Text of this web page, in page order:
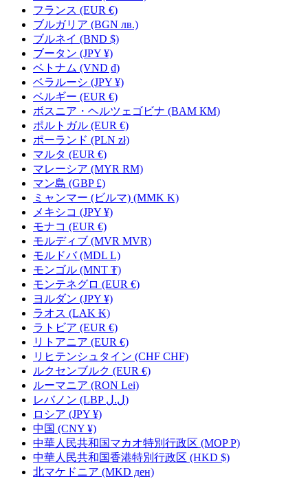
フランス (EUR €)
ブルガリア (BGN лв.)
ブルネイ (BND $)
ブータン (JPY ¥)
ベトナム (VND ₫)
ベラルーシ (JPY ¥)
ベルギー (EUR €)
ボスニア・ヘルツェゴビナ (BAM КМ)
ポルトガル (EUR €)
ポーランド (PLN zł)
マルタ (EUR €)
マレーシア (MYR RM)
マン島 (GBP £)
ミャンマー (ビルマ) (MMK K)
メキシコ (JPY ¥)
モナコ (EUR €)
モルディブ (MVR MVR)
モルドバ(MDL L)
モンゴル (MNT ₮)
モンテネグロ (EUR €)
ヨルダン (JPY ¥)
ラオス (LAK ₭)
ラトビア (EUR €)
リトアニア (EUR €)
リヒテンシュタイン (CHF CHF)
ルクセンブルク (EUR €)
ルーマニア (RON Lei)
レバノン
(LBP ل.ل)
ロシア (JPY ¥)
中国 (CNY ¥)
中華人民共和国マカオ特別行政区 (MOP P)
中華人民共和国香港特別行政区 (HKD $)
北マケドニア (MKD ден)